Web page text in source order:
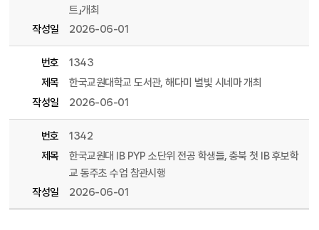
트」개최
작성일
2026-06-01
번호
1343
제목
한국교원대학교 도서관, 해다미 별빛 시네마 개최
작성일
2026-06-01
번호
1342
제목
한국교원대 IB PYP 소단위 전공 학생들, 충북 첫 IB 후보학
교 동주초 수업 참관시행
작성일
2026-06-01